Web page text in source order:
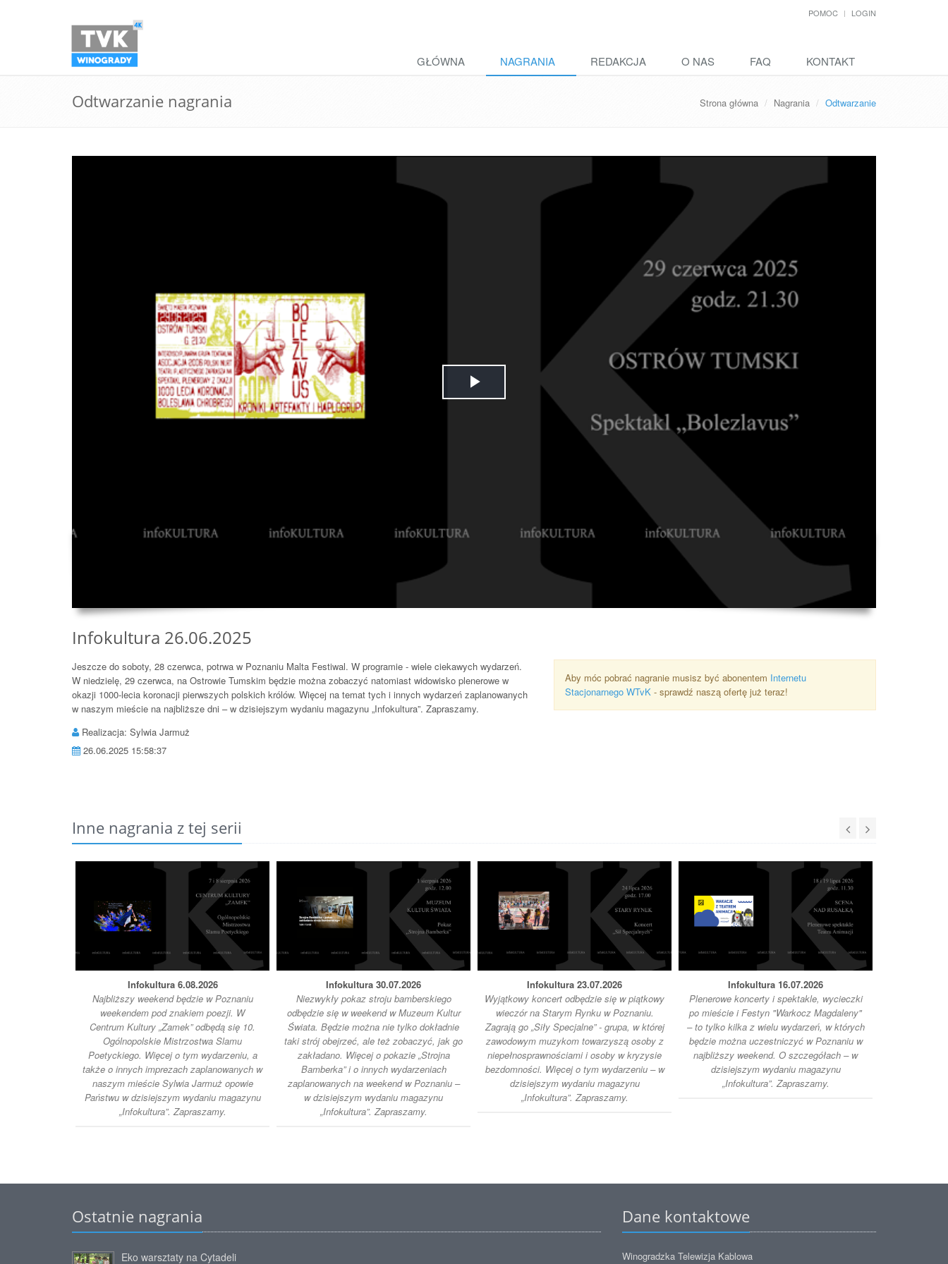
POMOC LOGIN
GŁÓWNA NAGRANIA REDAKCJA O NAS FAQ KONTAKT
Odtwarzanie nagrania Strona główna Nagrania Odtwarzanie
Play
Infokultura 26.06.2025
Jeszcze do soboty, 28 czerwca, potrwa w Poznaniu Malta Festiwal. W programie - wiele ciekawych wydarzeń.
W niedzielę, 29 czerwca, na Ostrowie Tumskim będzie można zobaczyć natomiast widowisko plenerowe w
okazji 1000-lecia koronacji pierwszych polskich królów. Więcej na temat tych i innych wydarzeń zaplanowanych
w naszym mieście na najbliższe dni – w dzisiejszym wydaniu magazynu „Infokultura”. Zapraszamy.
Realizacja: Sylwia Jarmuż
26.06.2025 15:58:37
Aby móc pobrać nagranie musisz być abonentem Internetu
Stacjonarnego WTvK- sprawdź naszą ofertę już teraz!
Inne nagrania z tej serii
Infokultura 6.08.2026
Najbliższy weekend będzie w Poznaniu
weekendem pod znakiem poezji. W
Centrum Kultury „Zamek” odbędą się 10.
Ogólnopolskie Mistrzostwa Slamu
Poetyckiego. Więcej o tym wydarzeniu, a
także o innych imprezach zaplanowanych w
naszym mieście Sylwia Jarmuż opowie
Państwu w dzisiejszym wydaniu magazynu
„Infokultura”. Zapraszamy.
Infokultura 30.07.2026
Niezwykły pokaz stroju bamberskiego
odbędzie się w weekend w Muzeum Kultur
Świata. Będzie można nie tylko dokładnie
taki strój obejrzeć, ale też zobaczyć, jak go
zakładano. Więcej o pokazie „Strojna
Bamberka” i o innych wydarzeniach
zaplanowanych na weekend w Poznaniu –
w dzisiejszym wydaniu magazynu
„Infokultura”. Zapraszamy.
Infokultura 23.07.2026
Wyjątkowy koncert odbędzie się w piątkowy
wieczór na Starym Rynku w Poznaniu.
Zagrają go „Siły Specjalne” - grupa, w której
zawodowym muzykom towarzyszą osoby z
niepełnosprawnościami i osoby w kryzysie
bezdomności. Więcej o tym wydarzeniu – w
dzisiejszym wydaniu magazynu
„Infokultura”. Zapraszamy.
Infokultura 16.07.2026
Plenerowe koncerty i spektakle, wycieczki
po mieście i Festyn "Warkocz Magdaleny"
– to tylko kilka z wielu wydarzeń, w których
będzie można uczestniczyć w Poznaniu w
najbliższy weekend. O szczegółach – w
dzisiejszym wydaniu magazynu
„Infokultura”. Zapraszamy.
Ostatnie nagrania
Eko warsztaty na Cytadeli
Dane kontaktowe
Winogradzka Telewizja Kablowa